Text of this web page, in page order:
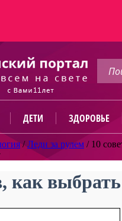
ДЕТИ ЗДОРОВЬЕ
/Леди за рулем / 10
как